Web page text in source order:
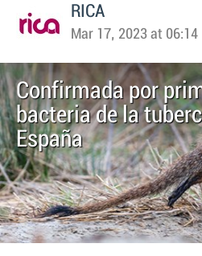
RICA
Mar 17, 2023 at 06:14
Confirmada por
bacteria de la
España